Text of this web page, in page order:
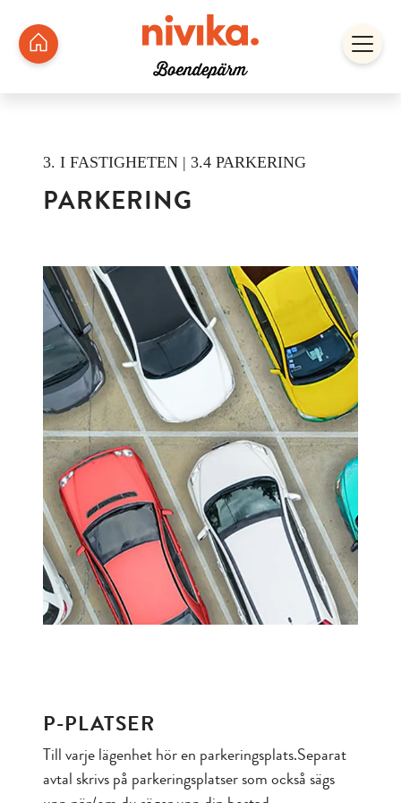
3. I FASTIGHETEN | 3.4 PARKERING
PARKERING
P-PLATSER
Till varje lägenhet hör en parkeringsplats.Separat
avtal skrivs på parkeringsplatser som också sägs